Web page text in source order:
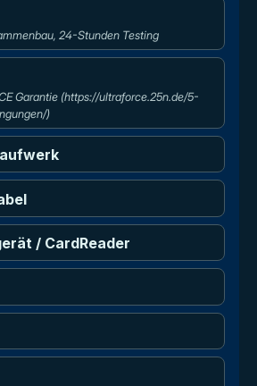
24-Stunden Testing
Garantie (https://ultraforce.25n.de/5-
)
/ CardReader